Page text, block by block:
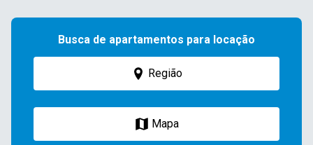
Busca de apartamentos para locação
Região
Mapa